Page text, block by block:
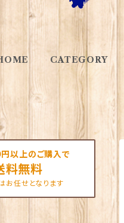
CATEGORY
以上のご購入で
料無料
お任せとなります